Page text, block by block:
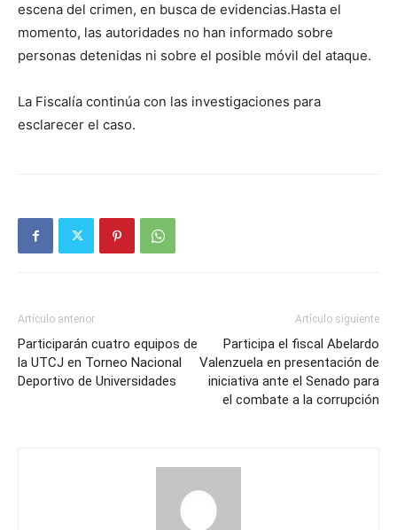
escena del crimen, en busca de evidencias.Hasta el
momento, las autoridades no han informado sobre
personas detenidas ni sobre el posible móvil del ataque.
La Fiscalía continúa con las investigaciones para
esclarecer el caso.
Artículo anterior
Participarán cuatro equipos de
la UTCJ en Torneo Nacional
Deportivo de Universidades
Artículo siguiente
Participa el fiscal Abelardo
Valenzuela en presentación de
iniciativa ante el Senado para
el combate a la corrupción